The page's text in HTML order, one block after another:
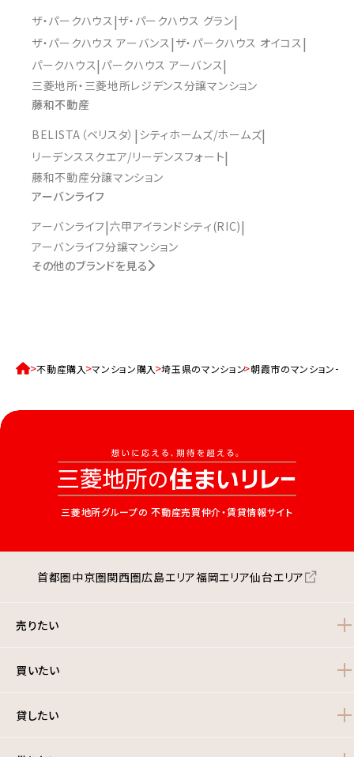
ザ・パークハウス ザ・パークハウス グラン
ザ・パークハウス アーバンス ザ・パークハウス オイコス
パークハウス パークハウス アーバンス
三菱地所・三菱地所レジデンス分譲マンション
藤和不動産
BELISTA（ベリスタ） シティホームズ/ホームズ
リーデンススクエア/リーデンスフォート
藤和不動産分譲マンション
アーバンライフ
アーバンライフ 六甲アイランドシティ(RIC)
アーバンライフ分譲マンション
その他のブランドを見る
不動産購入 マンション購入 埼玉県のマンション 朝霞市のマンション一
三菱地所グループの 不動産売買仲介・賃貸情報サイト
首都圏中京圏関西圏広島エリア福岡エリア仙台エリア
売りたい
買いたい
貸したい